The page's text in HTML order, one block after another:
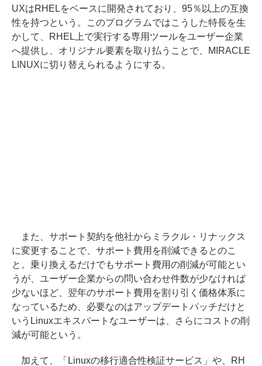
UXはRHELをベースに開発されており、95％以上の互換
性を持つという。このプログラムではこうした特長を生
かして、RHEL上で実行する専用ツールをユーザー企業
へ提供し、オリジナル要素を取り払うことで、MIRACLE
LINUXに切り替えられるようにする。
また、サポート契約を他社からミラクル・リナックス
に変更することで、サポート費用を削減できるとのこ
と。乗り換えるだけでもサポート費用の削減が可能とい
うが、ユーザー企業からの問い合わせ件数が少なければ
少ないほど、翌年のサポート費用を割り引く価格体系に
なっているため、必要なのはアップデートパッチだけと
いうLinuxエキスパートなユーザーは、さらにコストの削
減が可能という。
加えて、「Linuxの移行適合性検証サービス」や、RH